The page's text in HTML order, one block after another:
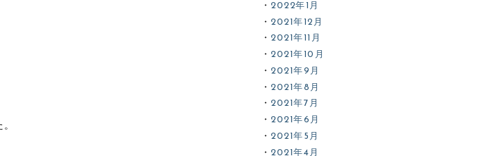
2022年1月
2021年12月
2021年11月
2021年10月
2021年9月
2021年8月
2021年7月
2021年6月
2021年5月
2021年4月